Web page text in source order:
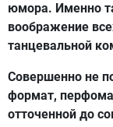
юмора. Именно
воображение
танцевальной
Совершенно не
формат,
отточенной до